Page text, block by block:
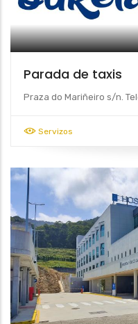
Parada de taxis
Praza do Mariñeiro s/n.
Servizos